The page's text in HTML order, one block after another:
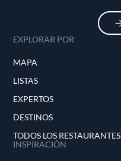
EXPLORAR POR
MAPA
LISTAS
EXPERTOS
DESTINOS
TODOS LOS RESTAURANTES
INSPIRACIÓN